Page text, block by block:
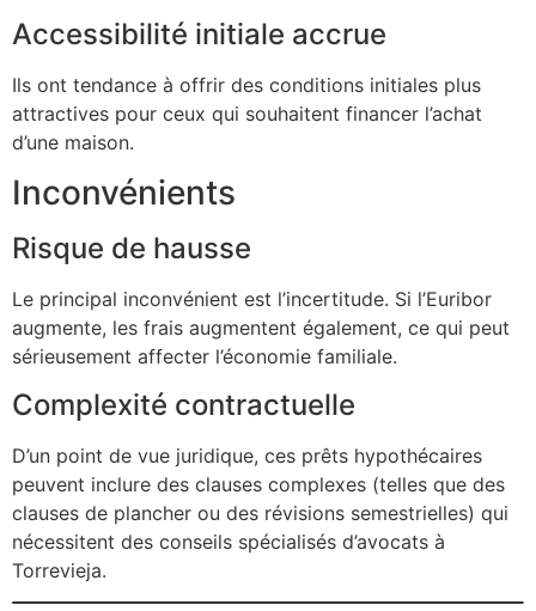
Accessibilité initiale accrue
Ils ont tendance à offrir des conditions initiales plus
attractives pour ceux qui souhaitent financer l’achat
d’une maison.
Inconvénients
Risque de hausse
Le principal inconvénient est l’incertitude. Si l’Euribor
augmente, les frais augmentent également, ce qui peut
sérieusement affecter l’économie familiale.
Complexité contractuelle
D’un point de vue juridique, ces prêts hypothécaires
peuvent inclure des clauses complexes (telles que des
clauses de plancher ou des révisions semestrielles) qui
nécessitent des conseils spécialisés d’avocats à
Torrevieja.